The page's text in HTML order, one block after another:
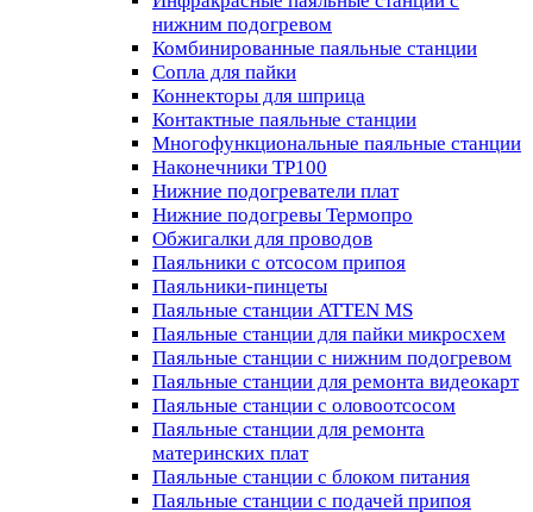
нижним подогревом
Комбинированные паяльные станции
Сопла для пайки
Коннекторы для шприца
Контактные паяльные станции
Многофункциональные паяльные станции
Наконечники TP100
Нижние подогреватели плат
Нижние подогревы Термопро
Обжигалки для проводов
Паяльники с отсосом припоя
Паяльники-пинцеты
Паяльные станции ATTEN MS
Паяльные станции для пайки микросхем
Паяльные станции с нижним подогревом
Паяльные станции для ремонта видеокарт
Паяльные станции с оловоотсосом
Паяльные станции для ремонта
материнских плат
Паяльные станции с блоком питания
Паяльные станции с подачей припоя